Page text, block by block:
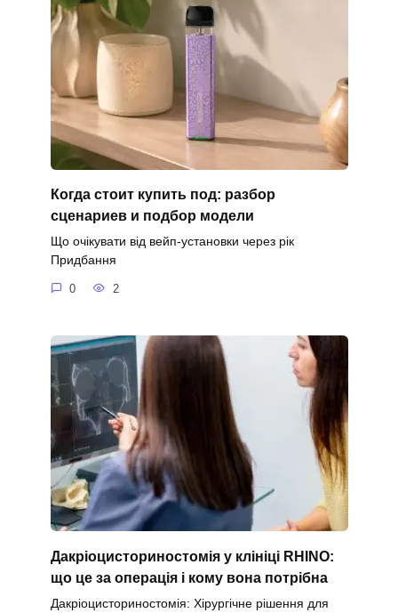
Когда стоит купить под: разбор
сценариев и подбор модели
Що очікувати від вейп-установки через рік
Придбання
0 2
Дакріоцисториностомія у клініці RHINO:
що це за операція і кому вона потрібна
Дакріоцисториностомія: Хірургічне рішення для